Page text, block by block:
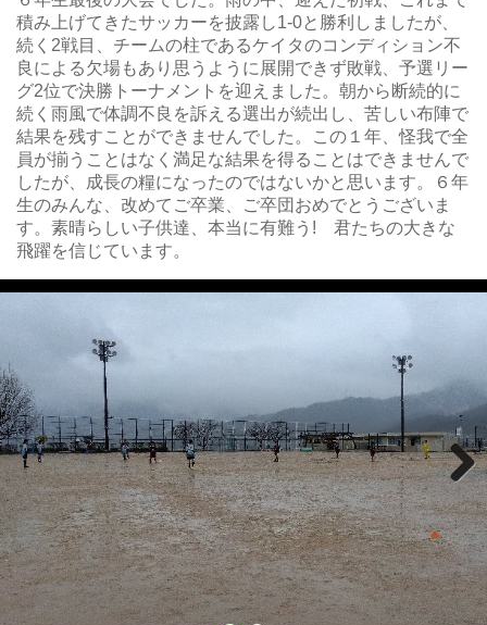
積み上げてきたサッカーを披露し1-0と勝利しましたが、
続く2戦目、チームの柱であるケイタのコンディション不
良による欠場もあり思うように展開できず敗戦、予選リー
グ2位で決勝トーナメントを迎えました。朝から断続的に
続く雨風で体調不良を訴える選出が続出し、苦しい布陣で
結果を残すことができませんでした。この１年、怪我で全
員が揃うことはなく満足な結果を得ることはできませんで
したが、成長の糧になったのではないかと思います。６年
生のみんな、改めてご卒業、ご卒団おめでとうございま
す。素晴らしい子供達、本当に有難う! 君たちの大きな
飛躍を信じています。
Next